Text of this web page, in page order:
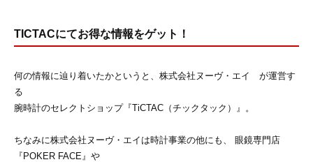
TICTACにてお得な情報をゲット！
何の情報に辿り着いたかというと、株式会社ヌーヴ・エイ が運営す
る
腕時計のセレクトショップ『TiCTAC（チックタック）』。
ちなみに株式会社ヌーヴ・エイは時計事業の他にも、 眼鏡専門店
『POKER FACE』や